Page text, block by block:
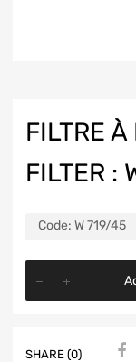
FILTRE
FILTER :
Code: W 719/45
SHARE (0)